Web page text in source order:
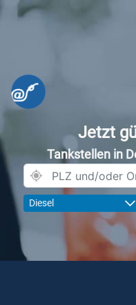
Jetzt
Tankstellen in
Diesel